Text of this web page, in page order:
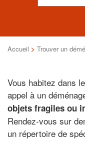
Accueil > Trouver un
Vous habitez dans
appel à un
objets fragiles ou
Rendez-vous sur
un répertoire de